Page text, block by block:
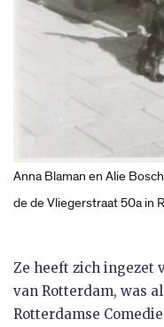
Anna Blaman en Alie
de de Vliegerstraat 50a in
Ze heeft zich ingezet
van Rotterdam, was
Rotterdamse